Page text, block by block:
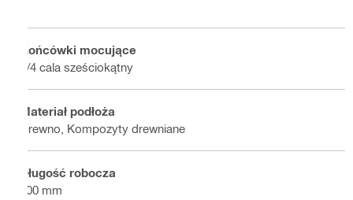
Końcówki mocujące
1/4 cala sześciokątny
Materiał podłoża
Drewno, Kompozyty drewniane
Długość robocza
100 mm